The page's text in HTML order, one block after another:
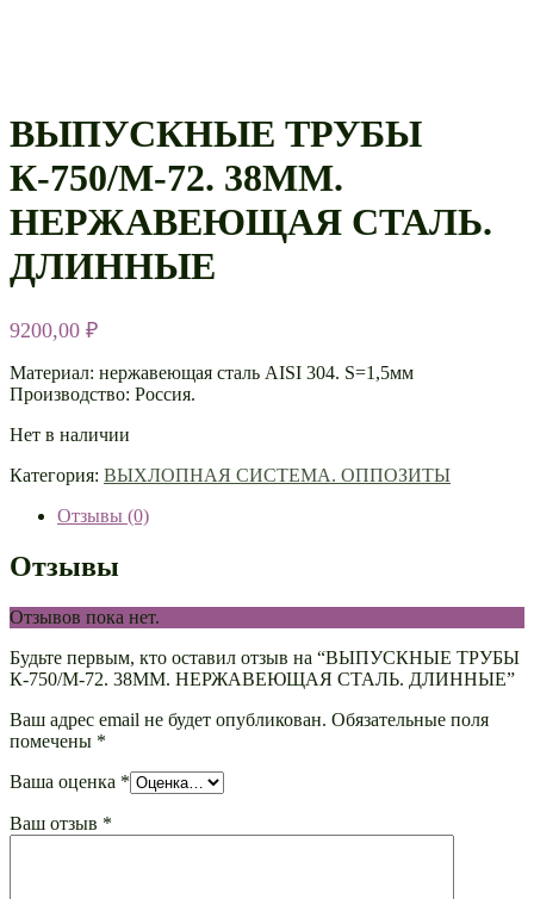
ВЫПУСКНЫЕ ТРУБЫ
К-750/М-72. 38ММ.
НЕРЖАВЕЮЩАЯ СТАЛЬ.
ДЛИННЫЕ
9200,00 ₽
Материал: нержавеющая сталь AISI 304. S=1,5мм
Производство: Россия.
Нет в наличии
Категория: ВЫХЛОПНАЯ СИСТЕМА. ОППОЗИТЫ
Отзывы (0)
Отзывы
Отзывов пока нет.
Будьте первым, кто оставил отзыв на “ВЫПУСКНЫЕ ТРУБЫ
К-750/М-72. 38ММ. НЕРЖАВЕЮЩАЯ СТАЛЬ. ДЛИННЫЕ”
Ваш адрес email не будет опубликован. Обязательные поля
помечены *
Ваша оценка *
Ваш отзыв *